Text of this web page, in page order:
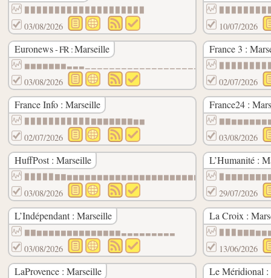
03/08/2026 10/07/2026
Euronews- FR :Marseille
03/08/2026
France 3 :
02/07/2026
France Info : Marseille
▉▉▉▉▉▉▉▉▉▉▉▇▇▇▇▇▇▇▆▆
02/07/2026
France24 :
03/08/2026
HuffPost : Marseille
▉▉▉▉▉▇▇▆▆▆▆▆▆▆▆▆▆▆▆▆▆▆▆▆▆▆▆▆▆▆
03/08/2026
L’Humanité :
29/07/2026
L’Indépendant : Marseille
▇▇▆▆▆▆▆▆▆▆▆▆▆▆▆▆▃▃▃▃▃▃▃▃▃
03/08/2026
La Croix :
13/06/2026
LaProvence : Marseille Le Méridional :